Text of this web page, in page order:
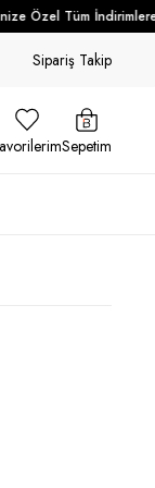
Özel Tüm İndirimlere
Sipariş Takip
Sepetim